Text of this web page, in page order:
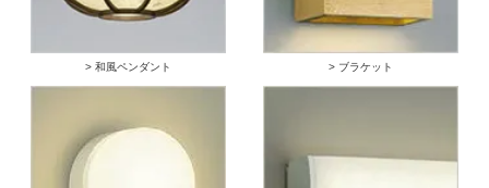
> 和風ペンダント > ブラケット